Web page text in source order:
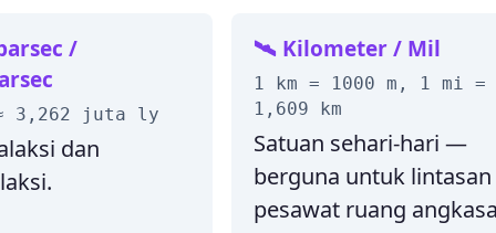
/
3,262 juta ly
dan
🛰️ Kilometer / Mil
1 km = 1000 m, 1 mi =
1,609 km
Satuan sehari-hari —
berguna untuk lintasan
pesawat ruang